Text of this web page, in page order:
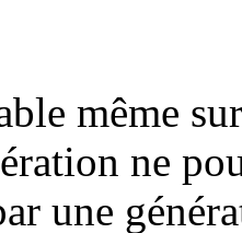
même
ne
une